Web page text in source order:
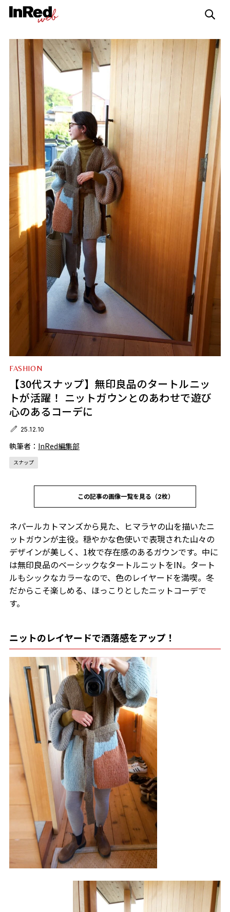
FASHION
【30代スナップ】無印良品のタートルニッ
トが活躍！ ニットガウンとのあわせで遊び
心のあるコーデに
25.12.10
執筆者： InRed編集部
スナップ
この記事の画像一覧を見る（2枚）
ネパールカトマンズから見た、ヒマラヤの山を描いたニ
ットガウンが主役。穏やかな色使いで表現された山々の
デザインが美しく、1枚で存在感のあるガウンです。中に
は無印良品のベーシックなタートルニットをIN。タート
ルもシックなカラーなので、色のレイヤードを満喫。冬
だからこそ楽しめる、ほっこりとしたニットコーデで
す。
ニットのレイヤードで洒落感をアップ！